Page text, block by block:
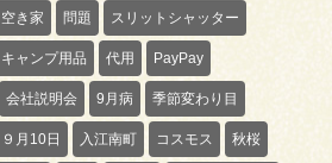
空き家 問題 スリットシャッター
キャンプ用品 代用 PayPay
会社説明会 9月病 季節変わり目
９月10日 入江南町 コスモス 秋桜